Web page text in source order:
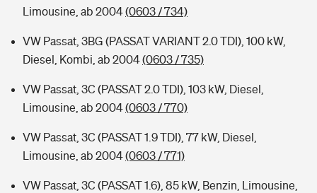
Limousine, ab 2004(0603 / 734)
VW Passat, 3BG (PASSAT VARIANT 2.0 TDI), 100 kW,
Diesel, Kombi, ab 2004(0603 / 735)
VW Passat, 3C (PASSAT 2.0 TDI), 103 kW, Diesel,
Limousine, ab 2004(0603 / 770)
VW Passat, 3C (PASSAT 1.9 TDI), 77 kW, Diesel,
Limousine, ab 2004(0603 / 771)
VW Passat, 3C (PASSAT 1.6), 85 kW, Benzin, Limousine,